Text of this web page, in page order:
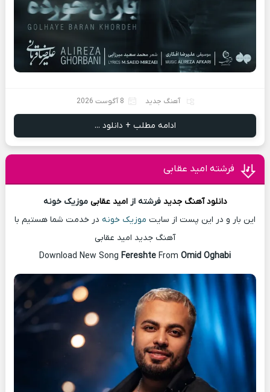
آهنگ جدید 8 آگوست 2026
ادامه مطلب + دانلود ...
فرشته امید عقابی
دانلود آهنگ جدید فرشته ازامید عقابی موزیک خونه
این بار و در این پست از سایت موزیک خونه در خدمت شما هستیم با
آهنگ جدید امید عقابی
Download New Song Fereshte From Omid Oghabi